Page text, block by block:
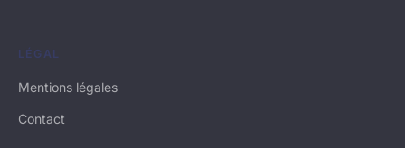
LÉGAL
Mentions légales
Contact